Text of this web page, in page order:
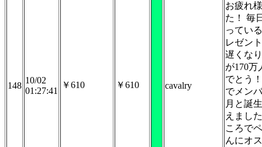
148
10/02
01:27:41
￥610 ￥610 cavalry
お疲れ
た！ 毎
ってい
レゼン
遅くな
が170万
でとう
でメン
月と誕
えまし
ころで
んにオ